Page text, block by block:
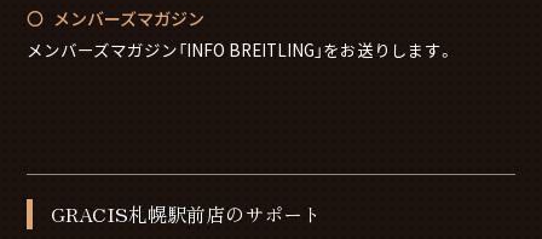
メンバーズマガジン
メンバーズマガジン「INFO BREITLING」をお送りします。
GRACIS札幌駅前店のサポート